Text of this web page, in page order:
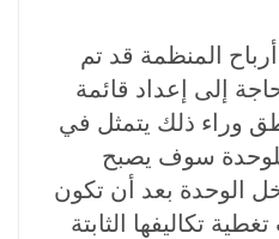
المنظمة قد تم
إلى إعداد قائمة
وراء ذلك يتمثل في
سوف يصبح
الوحدة بعد أن تكون
تكاليفها الثابتة